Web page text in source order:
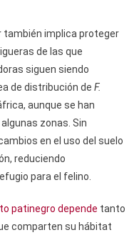
también implica proteger
de las que
siguen siendo
de distribución de F.
aunque se han
zonas. Sin
en el uso del suelo
reduciendo
para el felino.
patinegro depende tanto
comparten su hábitat